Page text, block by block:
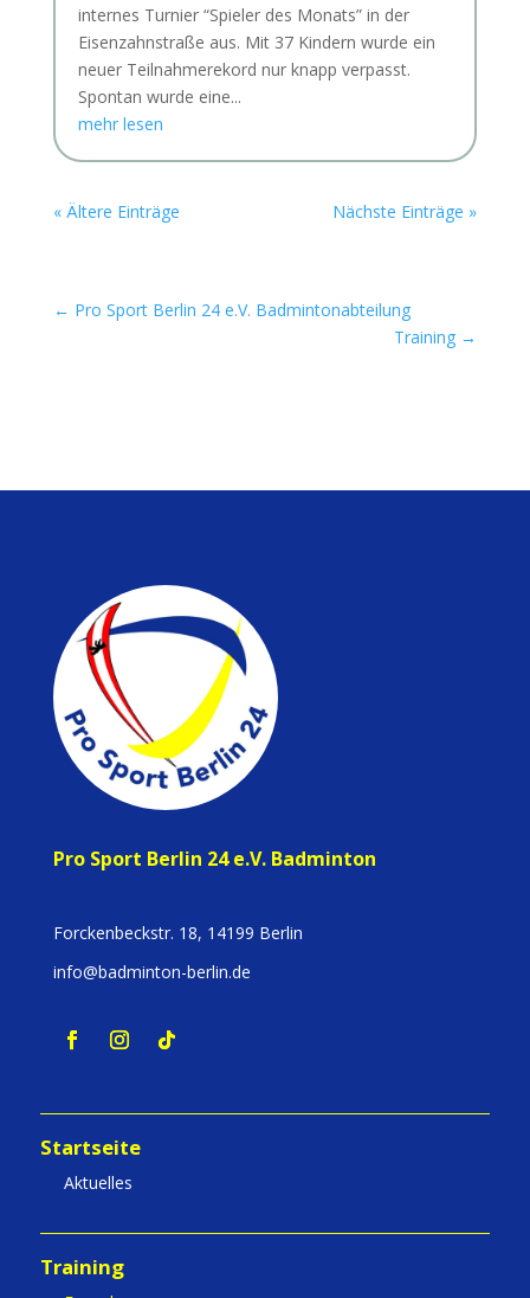
internes Turnier “Spieler des Monats” in der
Eisenzahnstraße aus. Mit 37 Kindern wurde ein
neuer Teilnahmerekord nur knapp verpasst.
Spontan wurde eine...
mehr lesen
« Ältere Einträge Nächste Einträge »
← Pro Sport Berlin 24 e.V. Badmintonabteilung
Training →
Pro Sport Berlin 24 e.V. Badminton
Forckenbeckstr. 18, 14199 Berlin
info@badminton-berlin.de
Startseite
Aktuelles
Training